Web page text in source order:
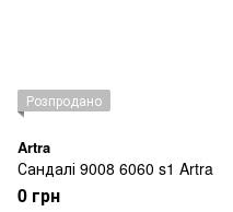
Розпродано
Artra
Сандалі 9008 6060 s1 Artra
0 грн